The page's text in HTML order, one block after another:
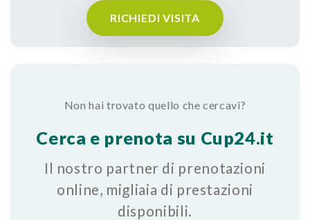
RICHIEDI VISITA
Non hai trovato quello che cercavi?
Cerca e prenota su Cup24.it
Il nostro partner di prenotazioni
online, migliaia di prestazioni
disponibili.